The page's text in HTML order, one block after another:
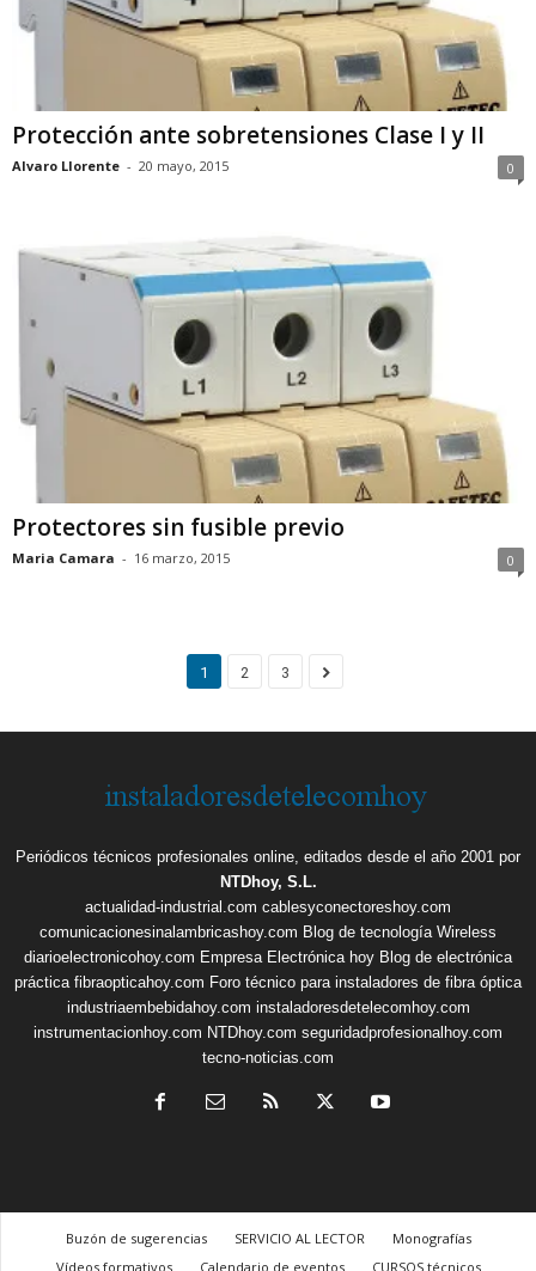
Protección ante sobretensiones Clase I y II
Alvaro Llorente - 20 mayo, 2015 0
Protectores sin fusible previo
Maria Camara - 16 marzo, 2015 0
1 2 3
Periódicos técnicos profesionales online, editados desde el año 2001 por
NTDhoy, S.L.
actualidad-industrial.com cablesyconectoreshoy.com
comunicacionesinalambricashoy.com Blog de tecnología Wireless
diarioelectronicohoy.com Empresa Electrónica hoy Blog de electrónica
práctica fibraopticahoy.com Foro técnico para instaladores de fibra óptica
industriaembebidahoy.com instaladoresdetelecomhoy.com
instrumentacionhoy.com NTDhoy.com seguridadprofesionalhoy.com
tecno-noticias.com
Buzón de sugerencias SERVICIO AL LECTOR
Monografías
Vídeos formativos
Calendario de eventos CURSOS técnicos